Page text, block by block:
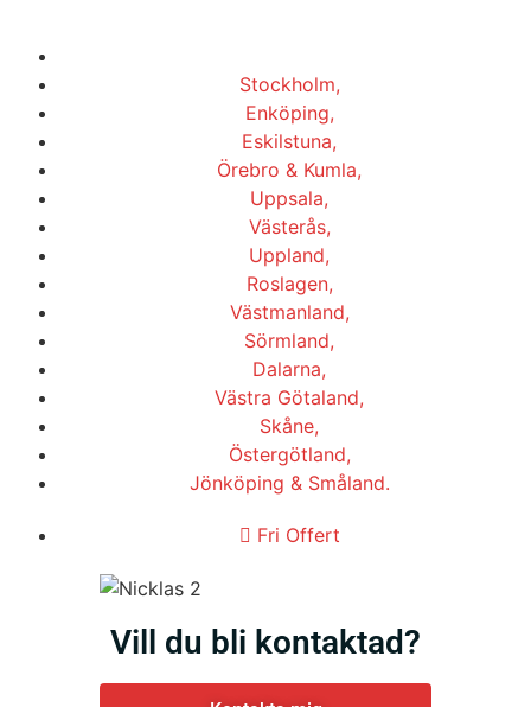
Stockholm,
Enköping,
Eskilstuna,
Örebro & Kumla,
Uppsala,
Västerås,
Uppland,
Roslagen,
Västmanland,
Sörmland,
Dalarna,
Västra Götaland,
Skåne,
Östergötland,
Jönköping & Småland.
Fri Offert
Vill du bli kontaktad?